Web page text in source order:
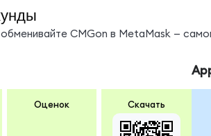
обменивайте CMGon в MetaMask —
Оценок Скачать